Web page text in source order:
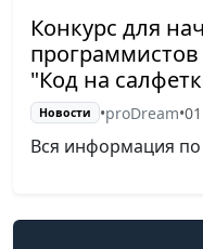
Конкурс для
программистов
"Код на
Новости •proDream•
Вся информация по